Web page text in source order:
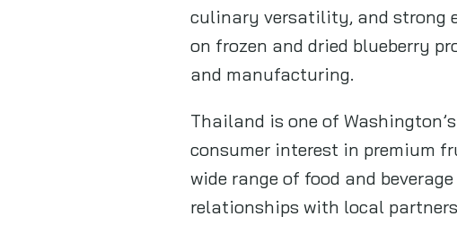
culinary versatility, and strong
on frozen and dried blueberry
and manufacturing.
Thailand is one of
consumer interest in premium
wide range of food and
relationships with local